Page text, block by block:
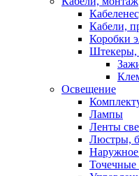
Кабели,
Коробки
Штекеры,
Освещение
Лампы
Ленты
Люстры,
Точечные